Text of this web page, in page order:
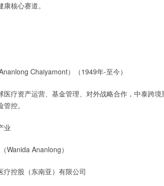
核心赛道。
Chaiyamont）（1949年-至今）
医疗资产运营、基金管理、对外战略合作，中泰跨
控。
业
Wanida Ananlong）
疗控股（东南亚）有限公司